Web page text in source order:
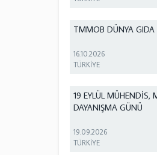
TMMOB DÜNYA GIDA
16.10.2026
TÜRKİYE
19 EYLÜL MÜHENDİS,
DAYANIŞMA GÜNÜ
19.09.2026
TÜRKİYE